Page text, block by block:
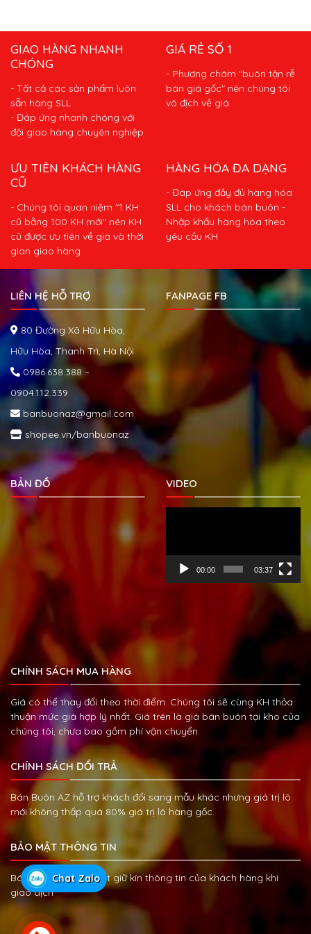
GIAO HÀNG NHANH
CHÓNG
- Tất cả các sản phẩm luôn
sẵn hàng SLL
- Đáp ứng nhanh chóng với
đội giao hàng chuyên nghiệp
GIÁ RẺ SỐ 1
- Phương châm "buôn tận rễ
bán giá gốc" nên chúng tôi
vô địch về giá
ƯU TIÊN KHÁCH HÀNG
CŨ
- Chúng tôi quan niệm "1 KH
cũ bằng 100 KH mới" nên KH
cũ được ưu tiên về giá và thời
gian giao hàng
HÀNG HÓA ĐA DẠNG
- Đáp ứng đầy đủ hàng hóa
SLL cho khách bán buôn -
Nhập khẩu hàng hóa theo
yêu cầu KH
LIÊN HỆ HỖ TRỢ
80 Đường Xã Hữu Hòa,
Hữu Hòa, Thanh Trì, Hà Nội
0986.638.388 –
0904.112.339
banbuonaz@gmail.com
shopee.vn/banbuonaz
FANPAGE FB
BẢN ĐỒ VIDEO
00:00 03:37
CHÍNH SÁCH MUA HÀNG
Giá có thể thay đổi theo thời điểm. Chúng tôi sẽ cùng KH thỏa
thuận mức giá hợp lý nhất. Giá trên là giá bán buôn tại kho của
chúng tôi, chưa bao gồm phí vận chuyển.
CHÍNH SÁCH ĐỔI TRẢ
Bán Buôn AZ hỗ trợ khách đổi sang mẫu khác nhưng giá trị lô
mới không thấp quá 80% giá trị lô hàng gốc.
BẢO MẬT THÔNG TIN
Bán Buôn AZ cam kết giữ kín thông tin của khách hàng khi
giao dịch
Chat Zalo